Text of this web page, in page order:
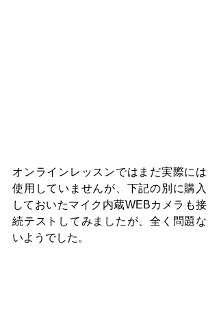
オンラインレッスンではまだ実際には
使用していませんが、下記の別に購入
しておいたマイク内蔵WEBカメラも接
続テストしてみましたが、全く問題な
いようでした。